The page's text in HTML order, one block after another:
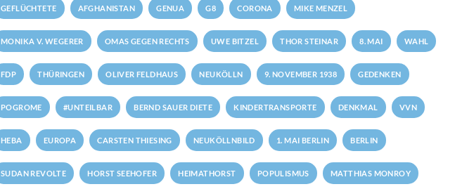
GEFLÜCHTETE AFGHANISTAN GENUA G8 CORONA MIKE MENZEL
MONIKA V. WEGERER OMAS GEGEN RECHTS UWE BITZEL THOR STEINAR 8. MAI WAHL
FDP THÜRINGEN OLIVER FELDHAUS NEUKÖLLN 9. NOVEMBER 1938 GEDENKEN
POGROME #UNTEILBAR BERND SAUER DIETE KINDERTRANSPORTE DENKMAL VVN
HEBA EUROPA CARSTEN THIESING NEUKÖLLNBILD 1. MAI BERLIN BERLIN
SUDAN REVOLTE HORST SEEHOFER HEIMATHORST POPULISMUS MATTHIAS MONROY